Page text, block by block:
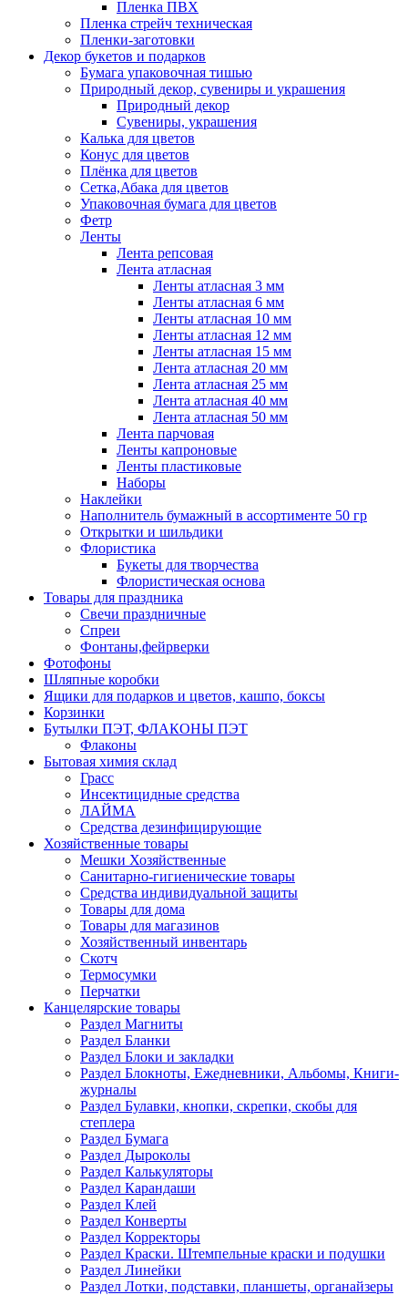
Пленка ПВХ
Пленка стрейч техническая
Пленки-заготовки
Декор букетов и подарков
Бумага упаковочная тишью
Природный декор, сувениры и украшения
Природный декор
Сувениры, украшения
Калька для цветов
Конус для цветов
Плёнка для цветов
Сетка,Абака для цветов
Упаковочная бумага для цветов
Фетр
Ленты
Лента репсовая
Лента атласная
Ленты атласная 3 мм
Ленты атласная 6 мм
Ленты атласная 10 мм
Ленты атласная 12 мм
Ленты атласная 15 мм
Лента атласная 20 мм
Лента атласная 25 мм
Лента атласная 40 мм
Лента атласная 50 мм
Лента парчовая
Ленты капроновые
Ленты пластиковые
Наборы
Наклейки
Наполнитель бумажный в ассортименте 50 гр
Открытки и шильдики
Флористика
Букеты для творчества
Флористическая основа
Товары для праздника
Свечи праздничные
Спреи
Фонтаны,фейрверки
Фотофоны
Шляпные коробки
Ящики для подарков и цветов, кашпо, боксы
Корзинки
Бутылки ПЭТ, ФЛАКОНЫ ПЭТ
Флаконы
Бытовая химия склад
Грасс
Инсектицидные средства
ЛАЙМА
Средства дезинфицирующие
Хозяйственные товары
Мешки Хозяйственные
Санитарно-гигиенические товары
Средства индивидуальной защиты
Товары для дома
Товары для магазинов
Хозяйственный инвентарь
Скотч
Термосумки
Перчатки
Канцелярские товары
Раздел Магниты
Раздел Бланки
Раздел Блоки и закладки
Раздел Блокноты, Ежедневники, Альбомы, Книги-
журналы
Раздел Булавки, кнопки, скрепки, скобы для
степлера
Раздел Бумага
Раздел Дыроколы
Раздел Калькуляторы
Раздел Карандаши
Раздел Клей
Раздел Конверты
Раздел Корректоры
Раздел Краски. Штемпельные краски и подушки
Раздел Линейки
Раздел Лотки, подставки, планшеты, органайзеры